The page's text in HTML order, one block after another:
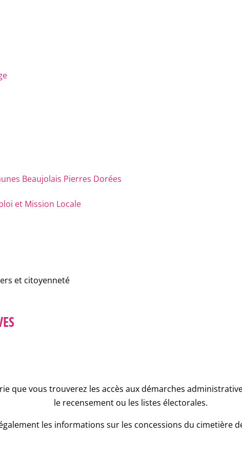
Beaujolais Pierres Dorées
et Mission Locale
et citoyenneté
que vous trouverez les accès aux démarches
le recensement ou les listes électorales.
les informations sur les concessions du cimetière